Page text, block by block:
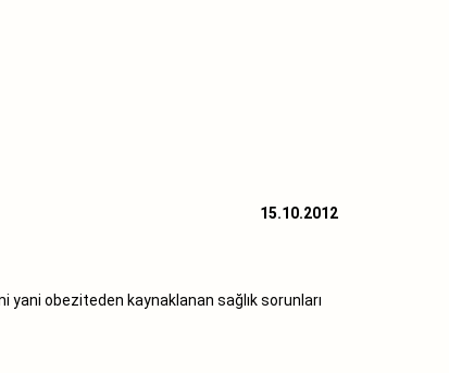
15.10.2012
yani obeziteden kaynaklanan sağlık sorunları